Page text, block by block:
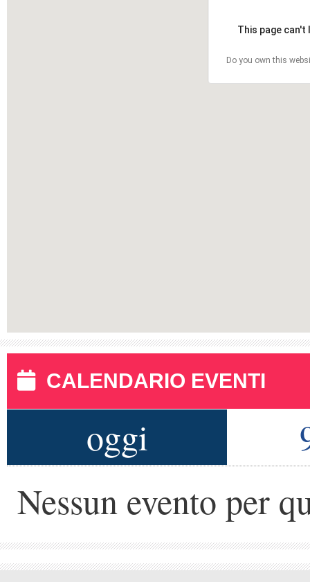
This page
Do you own this
CALENDARIO EVENTI
oggi
Nessun evento per